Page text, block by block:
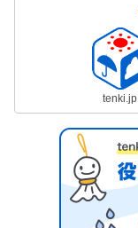
tenki.jp